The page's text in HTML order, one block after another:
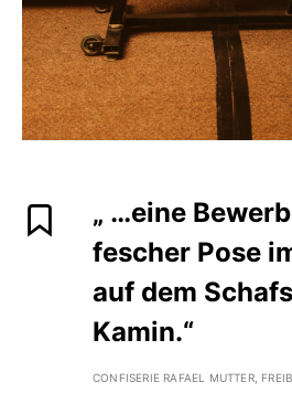
„ …eine
fescher Pose
auf dem
Kamin.“
CONFISERIE RAFAEL MUTTER,